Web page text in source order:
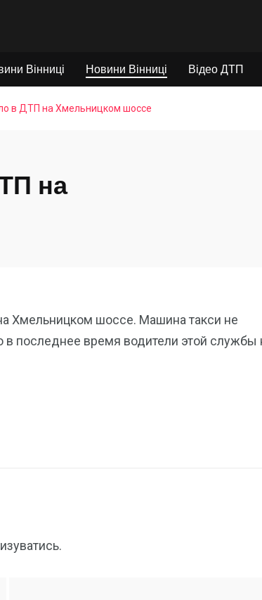
Вінниці Новини Вінниці Відео ДТП
в ДТП на Хмельницком шоссе
на
Хмельницком шоссе. Машина такси не
в последнее время водители этой службы
.